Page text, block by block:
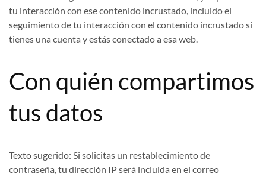
tu interacción con ese contenido incrustado, incluido el
seguimiento de tu interacción con el contenido incrustado si
tienes una cuenta y estás conectado a esa web.
Con quién compartimos
tus datos
Texto sugerido: Si solicitas un restablecimiento de
contraseña, tu dirección IP será incluida en el correo